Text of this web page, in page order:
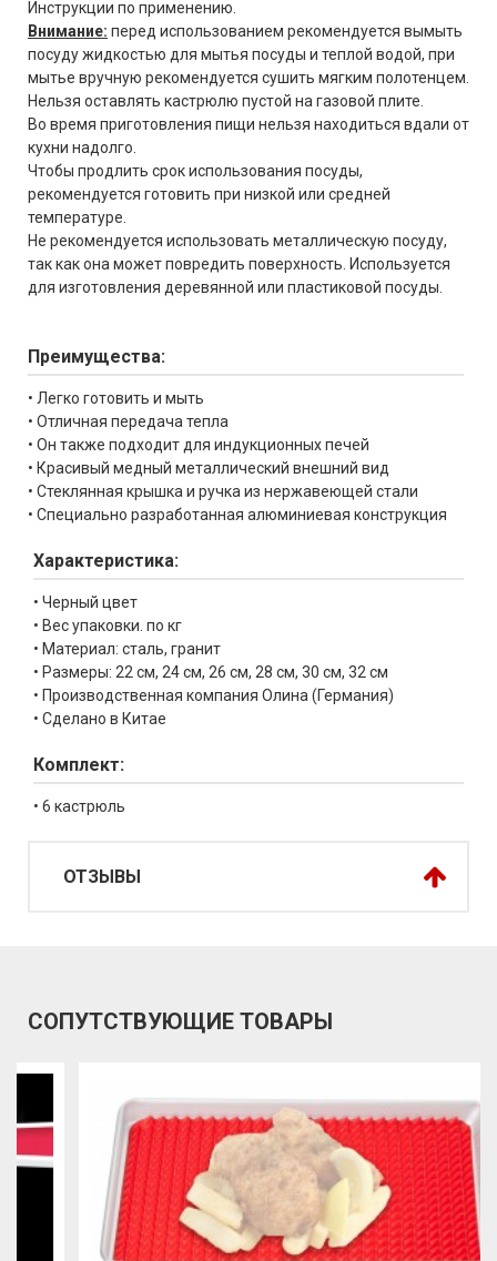
Инструкции по применению.
Внимание: перед использованием рекомендуется вымыть
посуду жидкостью для мытья посуды и теплой водой, при
мытье вручную рекомендуется сушить мягким полотенцем.
Нельзя оставлять кастрюлю пустой на газовой плите.
Во время приготовления пищи нельзя находиться вдали от
кухни надолго.
Чтобы продлить срок использования посуды,
рекомендуется готовить при низкой или средней
температуре.
Не рекомендуется использовать металлическую посуду,
так как она может повредить поверхность. Используется
для изготовления деревянной или пластиковой посуды.
Преимущества:
• Легко готовить и мыть
• Отличная передача тепла
• Он также подходит для индукционных печей
• Красивый медный металлический внешний вид
• Стеклянная крышка и ручка из нержавеющей стали
• Специально разработанная алюминиевая конструкция
Характеристика:
• Черный цвет
• Вес упаковки. по кг
• Материал: сталь, гранит
• Размеры: 22 см, 24 см, 26 см, 28 см, 30 см, 32 см
• Производственная компания Олина (Германия)
• Сделано в Китае
Комплект:
• 6 кастрюль
ОТЗЫВЫ
СОПУТСТВУЮЩИЕ ТОВАРЫ